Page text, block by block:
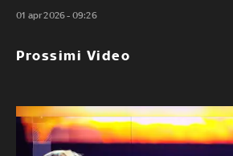
01 apr 2026 - 09:26
Prossimi Video